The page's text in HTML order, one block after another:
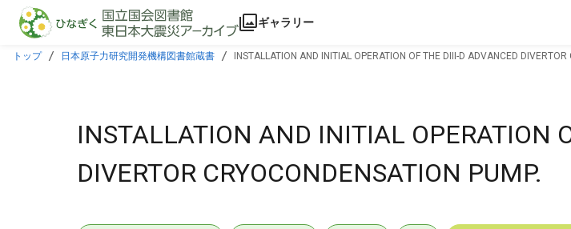
本文に飛ぶ
ギャラリー
トップ 日本原子力研究開発機構図書館蔵書 INSTALLATION AND INITIAL OPERATION OF THE DIII-D ADVANCED DIVERTOR
INSTALLATION AND INITIAL OPERATION
DIVERTOR CRYOCONDENSATION PUMP.